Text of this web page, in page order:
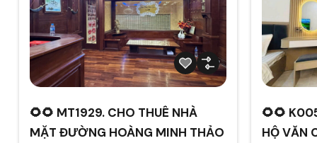
🌻🌻 MT1929. CHO THUÊ NHÀ
MẶT ĐƯỜNG HOÀNG MINH THẢO
🌻🌻
HỘ VĂN